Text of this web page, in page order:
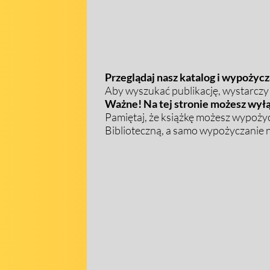
Przeglądaj nasz katalog i
Aby wyszukać publikację,
Ważne! Na tej stronie możesz
Pamiętaj, że książkę możesz
Biblioteczną, a samo wypożyczanie